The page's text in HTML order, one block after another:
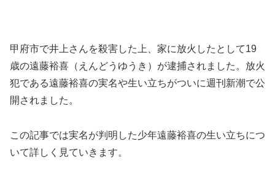
甲府市で井上さんを殺害した上、家に放火したとして19
歳の遠藤裕喜（えんどうゆうき）が逮捕されました。放火
犯である遠藤裕喜の実名や生い立ちがついに週刊新潮で公
開されました。
この記事では実名が判明した少年遠藤裕喜の生い立ちにつ
いて詳しく見ていきます。